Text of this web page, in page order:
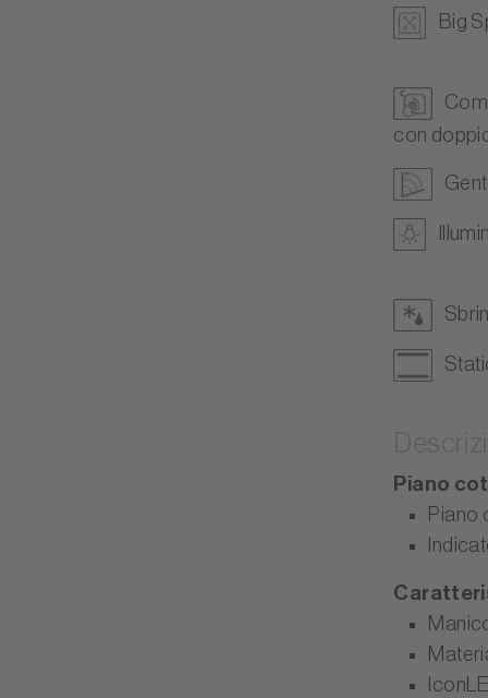
Big
con
Piano
Piano